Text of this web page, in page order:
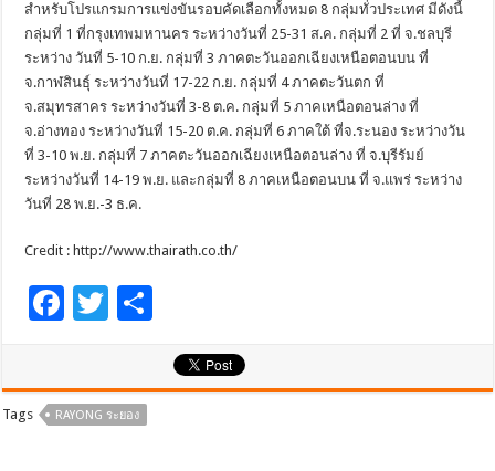
สำหรับโปรแกรมการแข่งขันรอบคัดเลือกทั้งหมด 8 กลุ่มทั่วประเทศ มีดังนี้
กลุ่มที่ 1 ที่กรุงเทพมหานคร ระหว่างวันที่ 25-31 ส.ค. กลุ่มที่ 2 ที่ จ.ชลบุรี
ระหว่าง วันที่ 5-10 ก.ย. กลุ่มที่ 3 ภาคตะวันออกเฉียงเหนือตอนบน ที่
จ.กาฬสินธุ์ ระหว่างวันที่ 17-22 ก.ย. กลุ่มที่ 4 ภาคตะวันตก ที่
จ.สมุทรสาคร ระหว่างวันที่ 3-8 ต.ค. กลุ่มที่ 5 ภาคเหนือตอนล่าง ที่
จ.อ่างทอง ระหว่างวันที่ 15-20 ต.ค. กลุ่มที่ 6 ภาคใต้ ที่จ.ระนอง ระหว่างวัน
ที่ 3-10 พ.ย. กลุ่มที่ 7 ภาคตะวันออกเฉียงเหนือตอนล่าง ที่ จ.บุรีรัมย์
ระหว่างวันที่ 14-19 พ.ย. และกลุ่มที่ 8 ภาคเหนือตอนบน ที่ จ.แพร่ ระหว่าง
วันที่ 28 พ.ย.-3 ธ.ค.
Credit : http://www.thairath.co.th/
F
b
T
er
ar
Tags RAYONG ระยอง